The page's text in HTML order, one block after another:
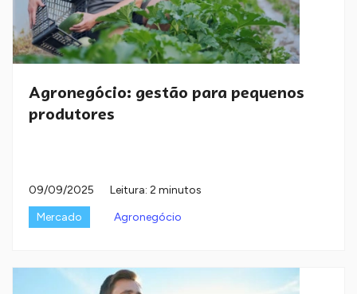
Agronegócio: gestão para pequenos
produtores
09/09/2025
Leitura: 2 minutos
Mercado
Agronegócio